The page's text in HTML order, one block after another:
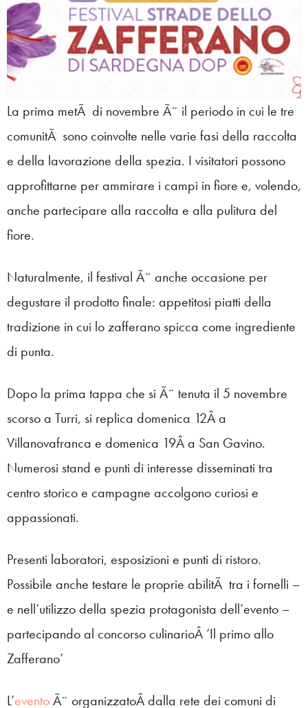
La prima metÃ di novembre Ã¨ il periodo in cui le tre
comunitÃ sono coinvolte nelle varie fasi della raccolta
e della lavorazione della spezia. I visitatori possono
approfittarne per ammirare i campi in fiore e, volendo,
anche partecipare alla raccolta e alla pulitura del
fiore.
Naturalmente, il festival Ã¨ anche occasione per
degustare il prodotto finale: appetitosi piatti della
tradizione in cui lo zafferano spicca come ingrediente
di punta.
Dopo la prima tappa che si Ã¨ tenuta il 5 novembre
scorso a Turri, si replica domenica 12Â a
Villanovafranca e domenica 19Â a San Gavino.
Numerosi stand e punti di interesse disseminati tra
centro storico e campagne accolgono curiosi e
appassionati.
Presenti laboratori, esposizioni e punti di ristoro.
Possibile anche testare le proprie abilitÃ tra i fornelli –
e nell’utilizzo della spezia protagonista dell’evento –
partecipando al concorso culinarioÂ ‘Il primo allo
Zafferano’
L’eventoÃ¨ organizzatoÂ dalla rete dei comuni di